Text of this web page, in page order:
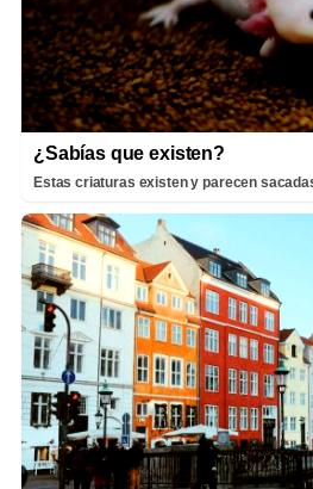
¿Sabías que existen?
Estas criaturas existen y parecen